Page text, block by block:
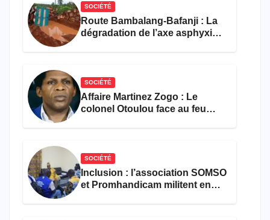
SOCIÉTÉ
Route Bambalang-Bafanji : La
dégradation de l’axe asphyxie
SOCIÉTÉ
Affaire Martinez Zogo : Le
colonel Otoulou face au feu
SOCIÉTÉ
Inclusion : l’association SOMSO
et Promhandicam militent en